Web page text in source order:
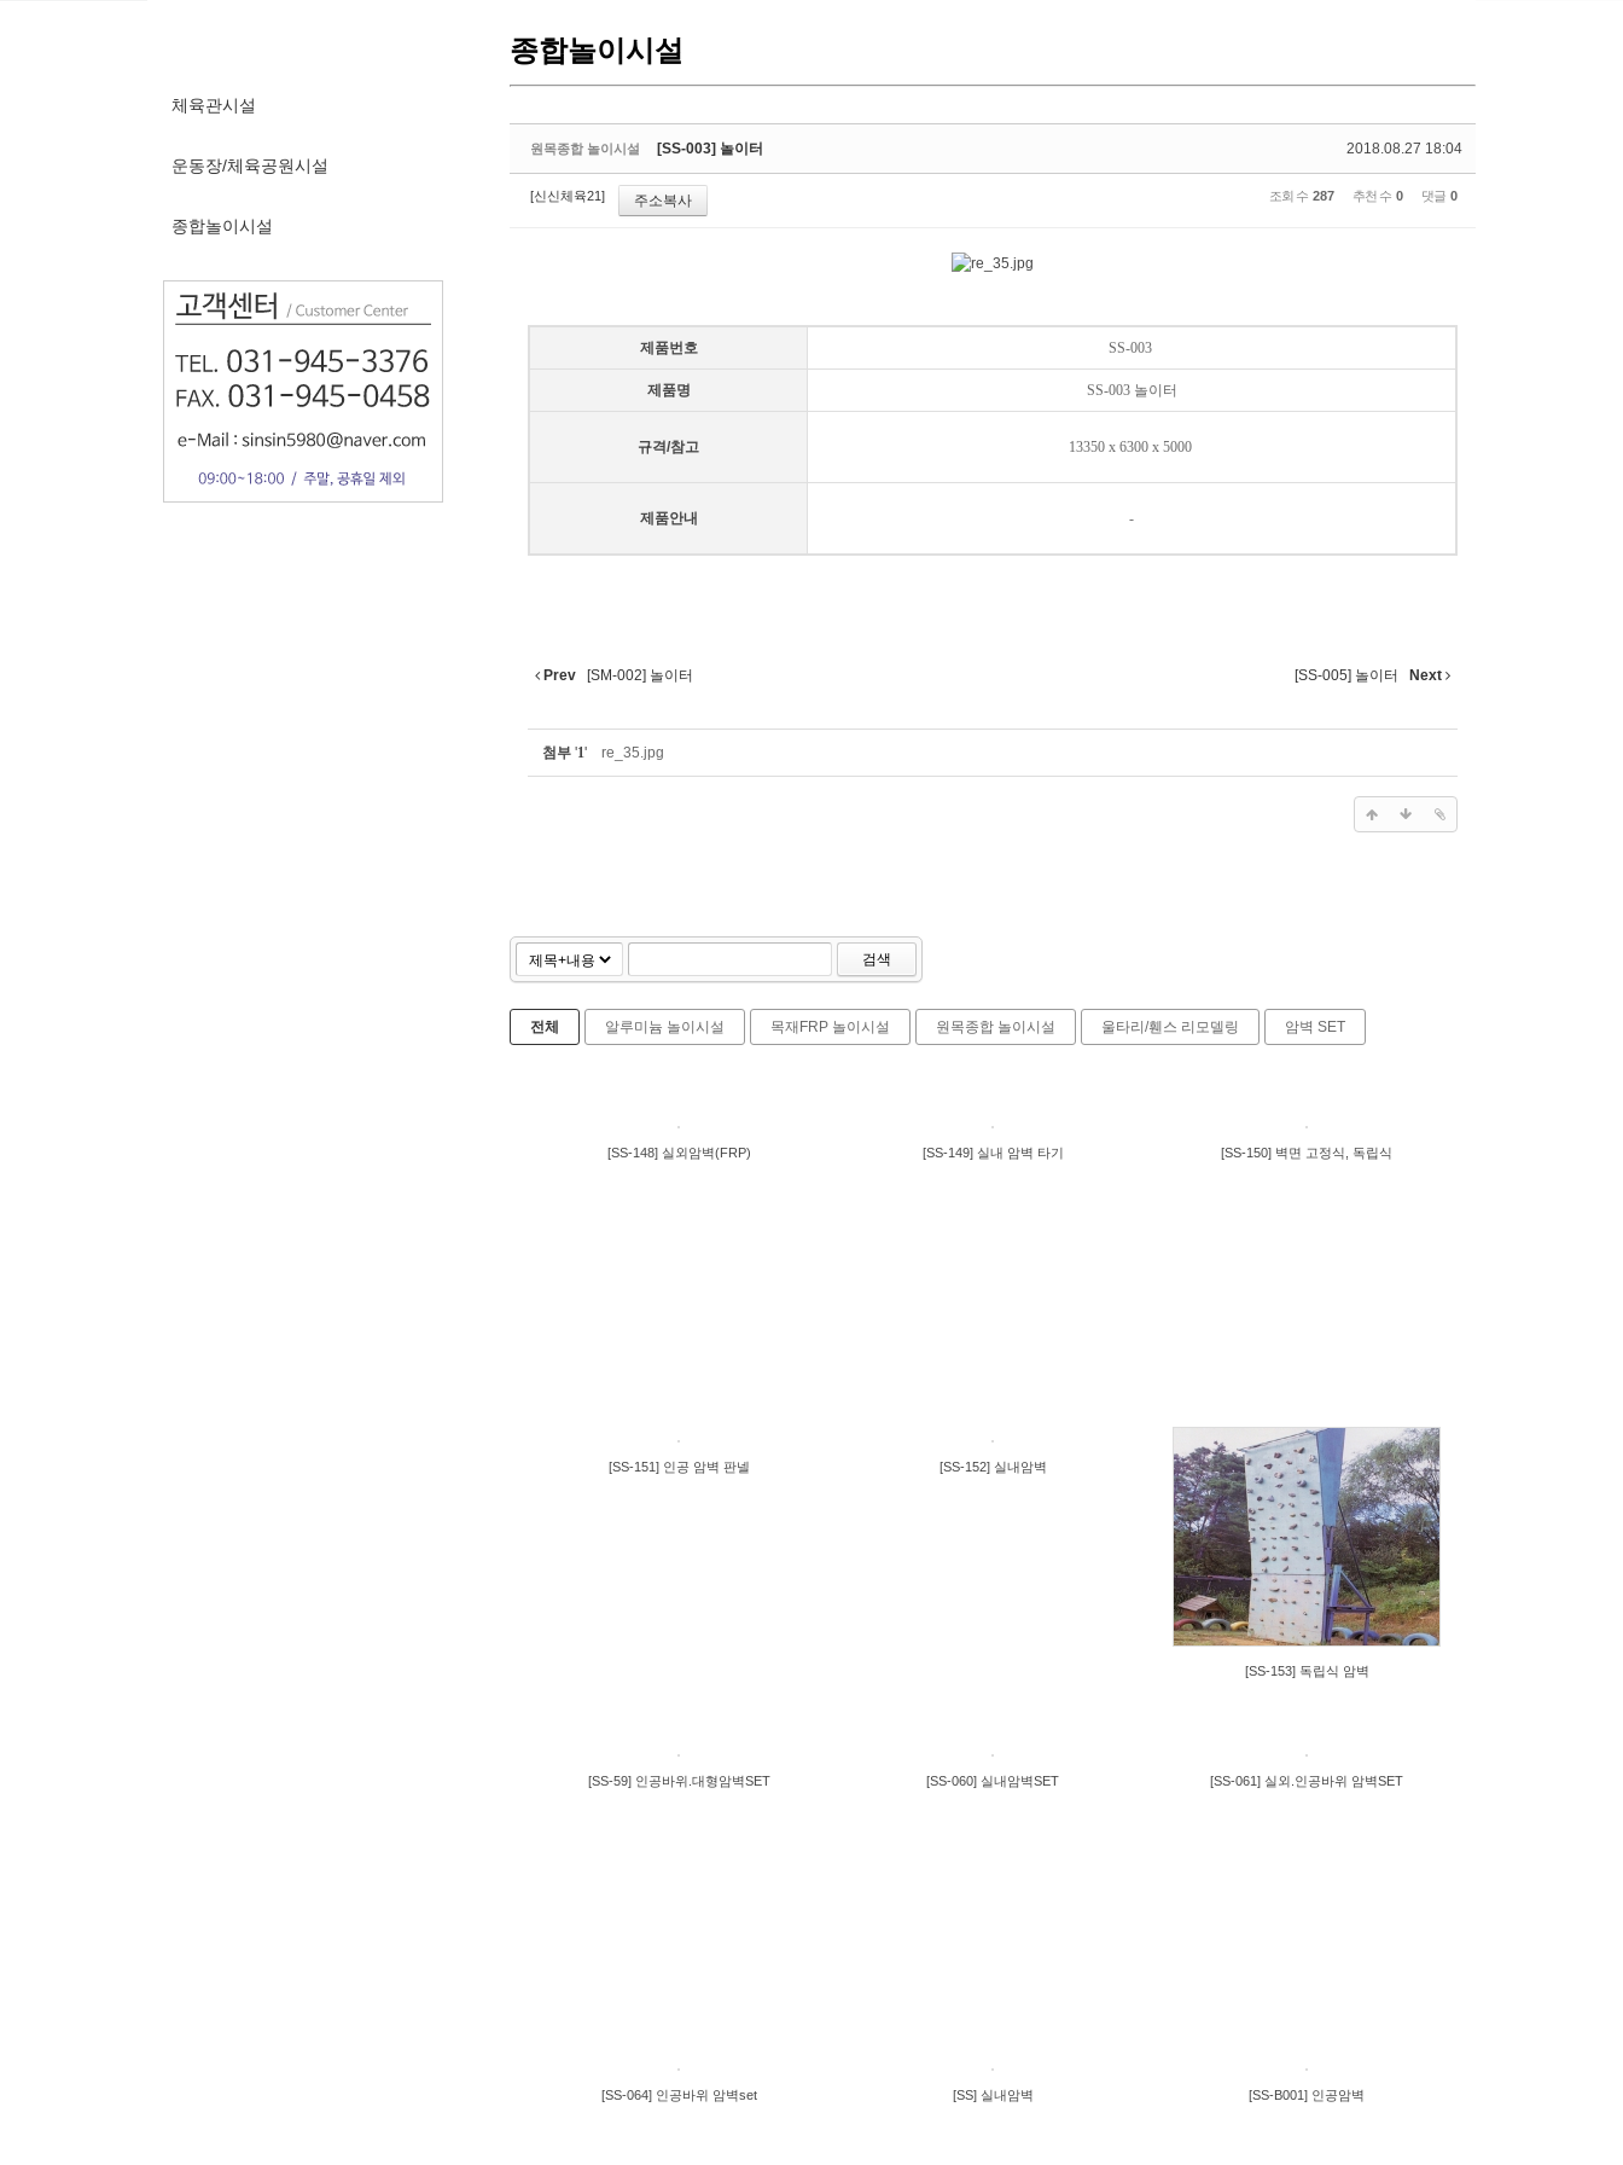
체육관시설
운동장/체육공원시설
종합놀이시설
종합놀이시설
원목종합 놀이시설 2018.08.27 18:04
[SS-003] 놀이터
[신신체육21] 주소복사 조회 수 287 추천 수 0 댓글 0
제품번호 SS-003
제품명 SS-003 놀이터
규격/참고 13350 x 6300 x 5000
제품안내 -
Prev [SM-002] 놀이터 [SS-005] 놀이터 Next
첨부 '1' re_35.jpg
검색
전체 알루미늄 놀이시설 목재FRP 놀이시설 원목종합 놀이시설 울타리/휀스 리모델링 암벽 SET
[SS-148] 실외암벽(FRP) [SS-149] 실내 암벽 타기 [SS-150] 벽면 고정식, 독립식
[SS-151] 인공 암벽 판넬 [SS-152] 실내암벽
[SS-153] 독립식 암벽
[SS-59] 인공바위.대형암벽SET [SS-060] 실내암벽SET [SS-061] 실외.인공바위 암벽SET
[SS-064] 인공바위 암벽set [SS] 실내암벽 [SS-B001] 인공암벽